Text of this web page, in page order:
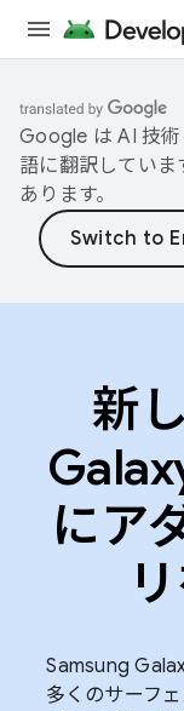
Google は AI 技
語に翻訳していま
あります。
新
にア
Samsung
多くのサーフ